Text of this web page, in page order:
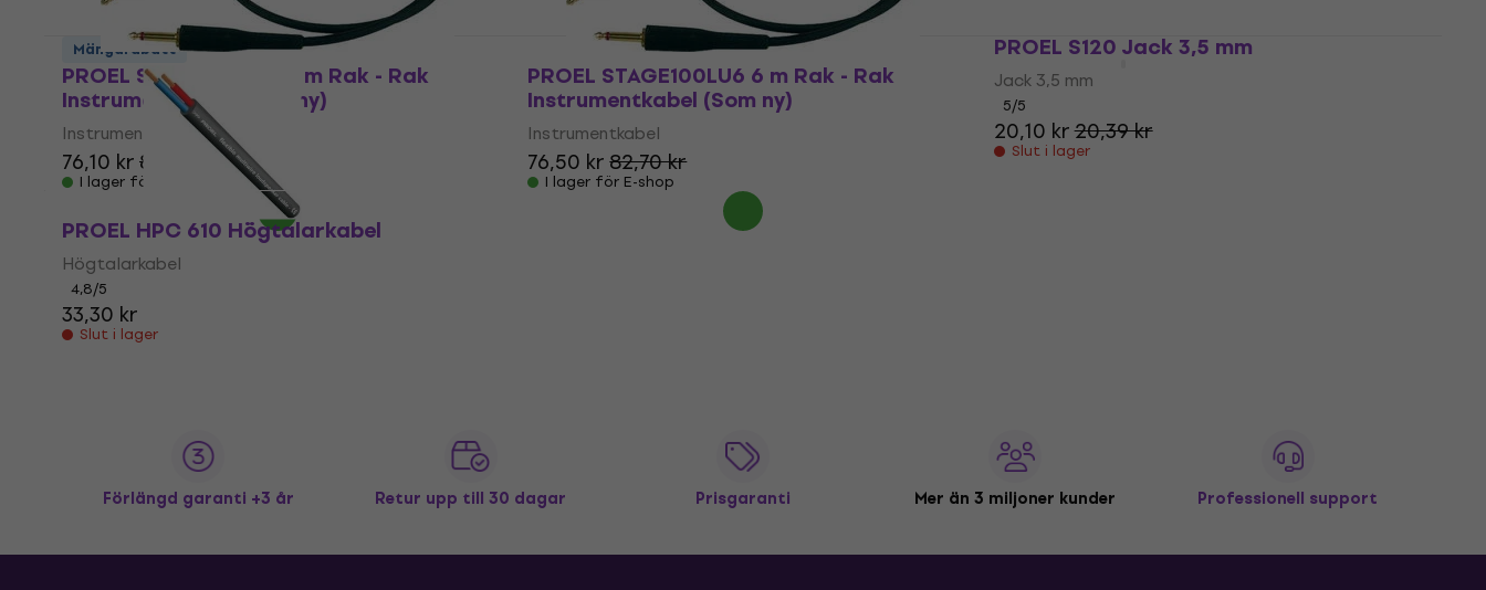
PROEL STAGE100LU6 6 m Rak - Rak
Instrumentkabel (Som ny)
Instrumentkabel
76,10 kr82,40 kr
I lager för E-shop
PROEL STAGE100LU6 6 m Rak - Rak
Instrumentkabel (Som ny)
Instrumentkabel
76,50 kr82,70 kr
I lager för E-shop
PROEL S120 Jack 3,5 mm
Jack 3,5 mm
5/5
20,10 kr20,39 kr
Slut i lager
Mängdrabatt
PROEL HPC 610 Högtalarkabel
Högtalarkabel
4,8/5
33,30 kr
Slut i lager
Förlängd garanti +3 år Retur upp till 30 dagar Prisgaranti Mer än 3 miljoner kunder Professionell support